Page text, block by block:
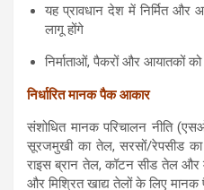
यह प्रावधान देश में निर्मित और
लागू होंगे
निर्माताओं, पैकरों और आयातकों
निर्धारित मानक पैक आकार
संशोधित मानक परिचालन नीति
सूरजमुखी का तेल, सरसों/रेपसीड
राइस ब्रान तेल, कॉटन सीड तेल
और मिश्रित खाद्य तेलों के लिए मानक